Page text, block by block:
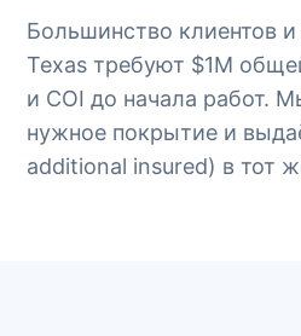
Большинство клиентов
Texas требуют $1M
и COI до начала работ.
нужное покрытие и
additional insured) в тот